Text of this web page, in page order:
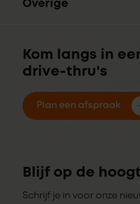
Overige
Kom langs in
drive-thru's
Plan een afspraak
Blijf op de
Schrijf je in voor onze